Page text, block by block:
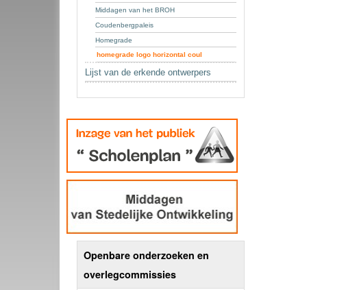
Middagen van het BROH
Coudenbergpaleis
Homegrade
homegrade logo horizontal coul
Lijst van de erkende ontwerpers
Openbare onderzoeken en
overlegcommissies